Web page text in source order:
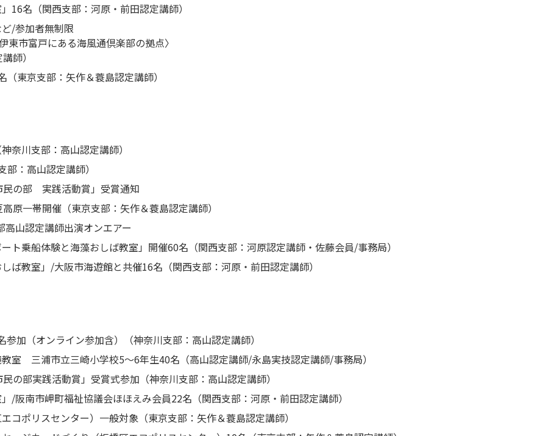
16名（関西支部：河原・前田認定講師）
/参加者無制限
東市富戸にある海風通倶楽部の拠点〉
師）
東京支部：矢作＆蓑島認定講師）
奈川支部：高山認定講師）
：高山認定講師）
の部 実践活動賞」受賞通知
原一帯開催（東京支部：矢作＆蓑島認定講師）
山認定講師出演オンエアー
ト乗船体験と海藻おしば教室」開催60名（関西支部：河原認定講師・佐藤会員/事務局）
ば教室」/大阪市海遊館と共催16名（関西支部：河原・前田認定講師）
加（オンライン参加含）（神奈川支部：高山認定講師）
室 三浦市立三崎小学校5～6年生40名（高山認定講師/永島実技認定講師/事務局）
部実践活動賞」受賞式参加（神奈川支部：高山認定講師）
/阪南市岬町福祉協議会ほほえみ会員22名（関西支部：河原・前田認定講師）
コポリスセンター）一般対象（東京支部：矢作＆蓑島認定講師）